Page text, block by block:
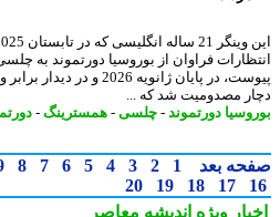
این وینگر 21 ساله انگلیسی که در تابستان 2025 با
فراوان از بوروسیا دورتموند به چلسی
پیوست، در پایان ژانویه 2026 و در
مصدومیت شد که ...
دورتموند-چلسی-همسترینگ -دورتموند
بعد 1
2
3
4
5
6
7
8
9
17
18
19
20
ویژهاندیشه معاصر